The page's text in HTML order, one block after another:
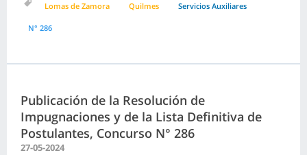
Lomas de Zamora Quilmes Servicios Auxiliares
N° 286
Publicación de la Resolución de
Impugnaciones y de la Lista Definitiva de
Postulantes, Concurso N° 286
27-05-2024